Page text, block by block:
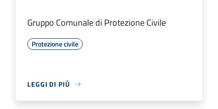
Gruppo Comunale di Protezione Civile
Protezione civile
LEGGI DI PIÙ